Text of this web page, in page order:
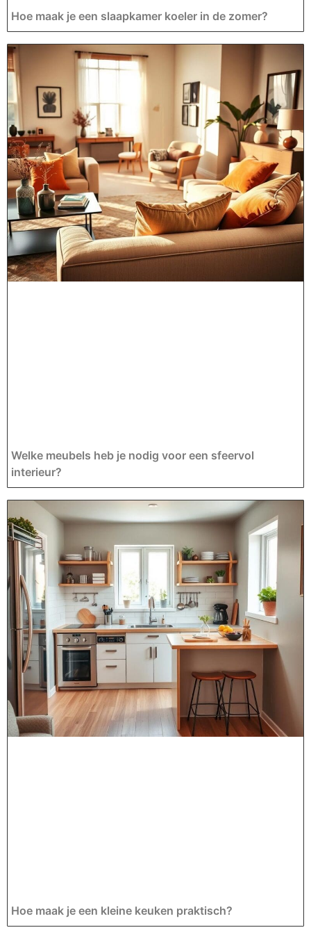
Hoe maak je een slaapkamer koeler in de zomer?
Welke meubels heb je nodig voor een sfeervol
interieur?
Hoe maak je een kleine keuken praktisch?